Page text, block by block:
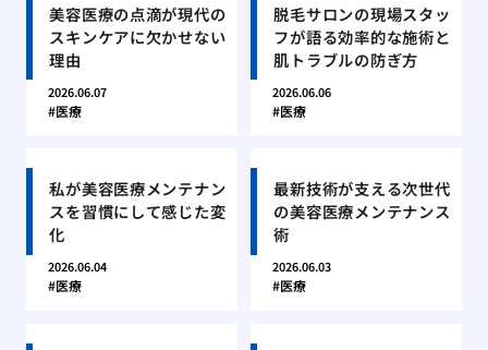
美容医療の点滴が現代の
スキンケアに欠かせない
理由
2026.06.07
医療
脱毛サロンの現場スタッ
フが語る効率的な施術と
肌トラブルの防ぎ方
2026.06.06
医療
私が美容医療メンテナン
スを習慣にして感じた変
化
2026.06.04
医療
最新技術が支える次世代
の美容医療メンテナンス
術
2026.06.03
医療